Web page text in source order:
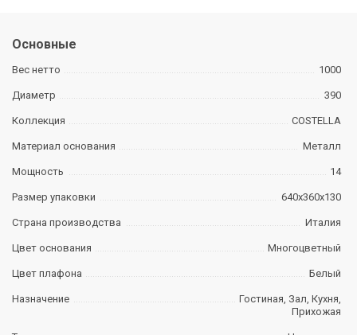
Основные
Вес нетто 1000
Диаметр 390
Коллекция COSTELLA
Материал основания Металл
Мощность 14
Размер упаковки 640х360х130
Страна производства Италия
Цвет основания Многоцветный
Цвет плафона Белый
Назначение
Гостиная, Зал, Кухня,
Прихожая